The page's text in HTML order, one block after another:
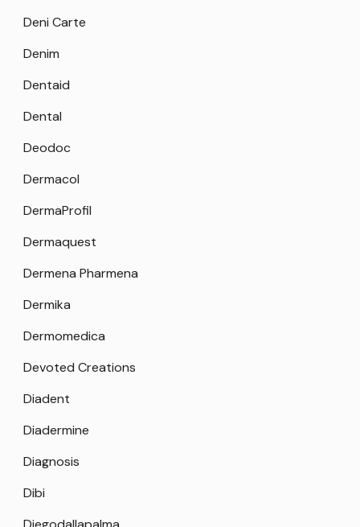
Deni Carte
Denim
Dentaid
Dental
Deodoc
Dermacol
DermaProfil
Dermaquest
Dermena Pharmena
Dermika
Dermomedica
Devoted Creations
Diadent
Diadermine
Diagnosis
Dibi